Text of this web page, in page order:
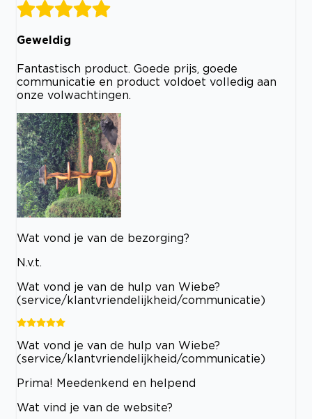
Geweldig
Fantastisch product. Goede prijs, goede
communicatie en product voldoet volledig aan
onze volwachtingen.
Wat vond je van de bezorging?
N.v.t.
Wat vond je van de hulp van Wiebe?
(service/klantvriendelijkheid/communicatie)
Wat vond je van de hulp van Wiebe?
(service/klantvriendelijkheid/communicatie)
Prima! Meedenkend en helpend
Wat vind je van de website?